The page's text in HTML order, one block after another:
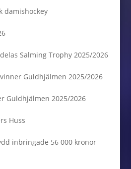
damishockey
Salming Trophy 2025/2026
Guldhjälmen 2025/2026
Guldhjälmen 2025/2026
Huss
inbringade 56 000 kronor